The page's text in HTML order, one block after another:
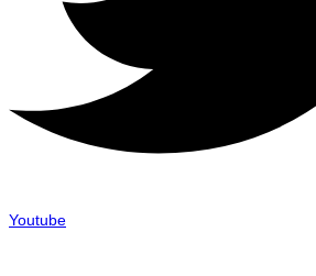
Youtube